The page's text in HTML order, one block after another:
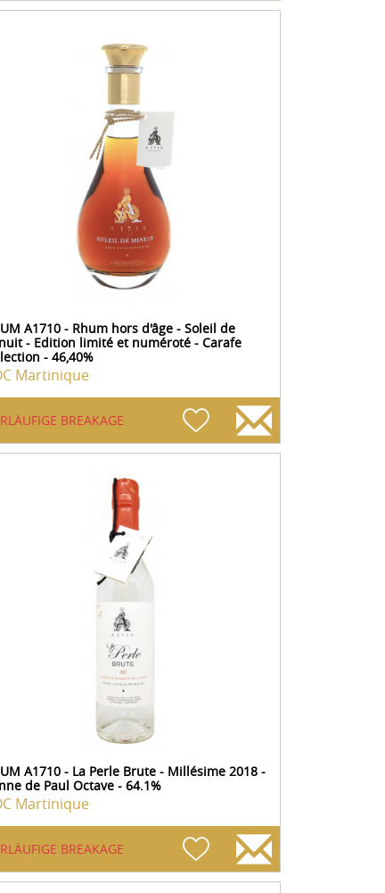
A1710 - Rhum hors d'âge - Soleil de
- Edition limité et numéroté - Carafe
- 46,40%
Martinique
BREAKAGE
A1710 - La Perle Brute - Millésime 2018 -
de Paul Octave - 64.1%
Martinique
BREAKAGE